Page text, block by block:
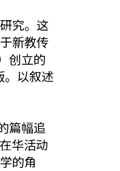
究。这
新教传
创立的
。以叙述
篇幅追
华活动
的角